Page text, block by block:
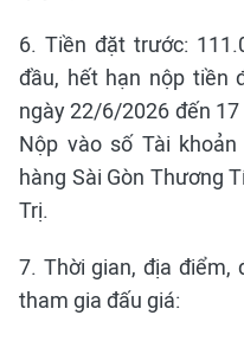
6. Tiền đặt trước:
đầu, hết hạn nộp tiền
ngày 22/6/2026 đến
Nộp vào số Tài
hàng Sài Gòn Thương
Trị.
7. Thời gian, địa điểm,
tham gia đấu giá: